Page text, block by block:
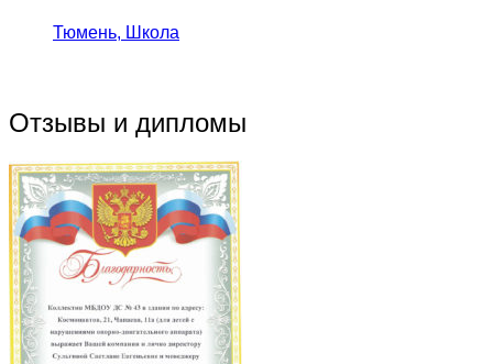
Тюмень, Школа
Отзывы и дипломы